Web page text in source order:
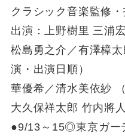
クラシック音楽監修
出演：上野樹里 三浦
松島勇之介／有澤樟
演・出演日順）
華優希／清水美依紗
大久保祥太郎 竹内將
●9/13～15◎東京ガ